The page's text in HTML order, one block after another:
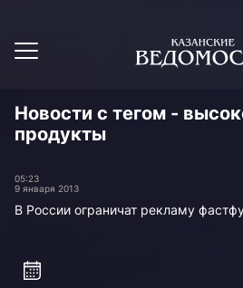
Новости с тегом -
продукты
05:23
9 января 2013
В России ограничат рекламу